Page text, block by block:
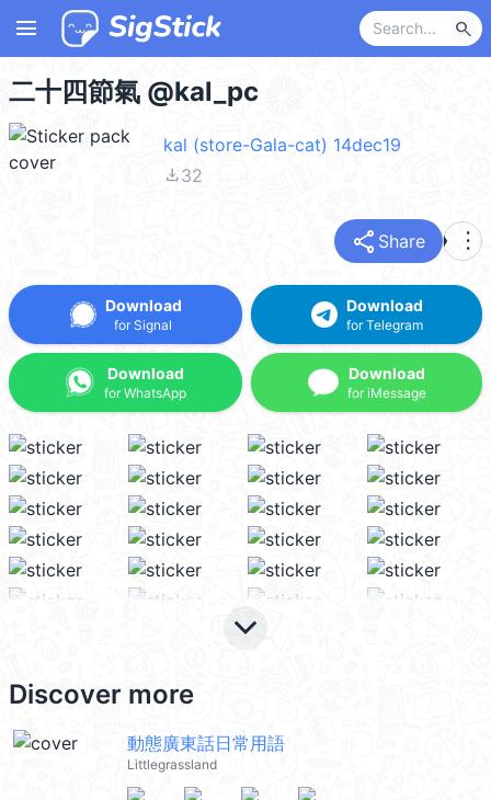
menu search
二十四節氣 @kal_pc
kal (store-Gala-cat) 14dec19
file_download32
share Share more_vert
Download
for Signal
Download
for WhatsApp
Download
for Telegram
Download
for iMessage
keyboard_arrow_down
Discover more
動態廣東話日常用語
Littlegrassland